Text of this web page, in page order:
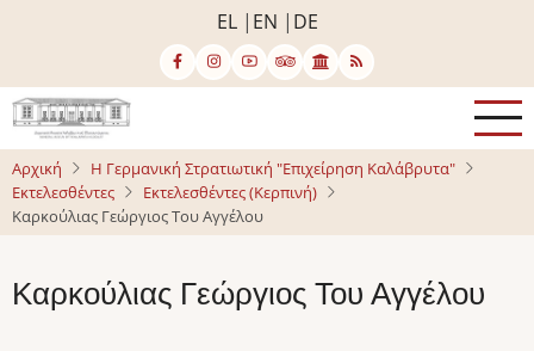
κυρίως
περιεχόμενο
EL EN DE
Αρχική
Η Γερμανική Στρατιωτική "Επιχείρηση Καλάβρυτα"
Εκτελεσθέντες
Εκτελεσθέντες (Κερπινή)
Καρκούλιας Γεώργιος Του Αγγέλου
Καρκούλιας Γεώργιος Του Αγγέλου